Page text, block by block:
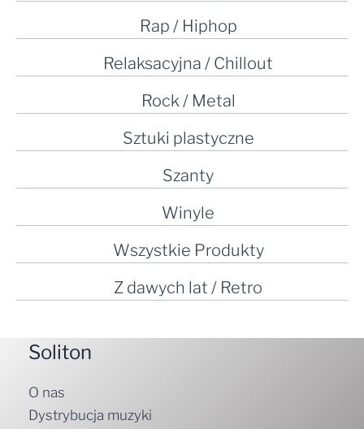
Rap / Hiphop
Relaksacyjna / Chillout
Rock / Metal
Sztuki plastyczne
Szanty
Winyle
Wszystkie Produkty
Z dawych lat / Retro
Soliton
O nas
Dystrybucja muzyki